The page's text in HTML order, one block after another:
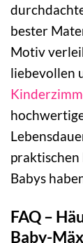
bester
Motiv
liebevollen
praktischen
Babys
FAQ –
Baby-